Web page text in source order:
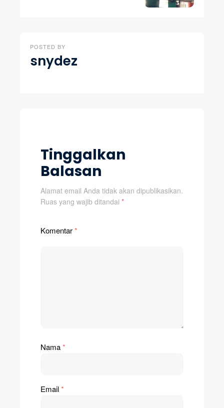
POSTED BY
snydez
Tinggalkan
Balasan
Alamat email Anda tidak akan dipublikasikan.
Ruas yang wajib ditandai *
Komentar*
Nama*
Email*